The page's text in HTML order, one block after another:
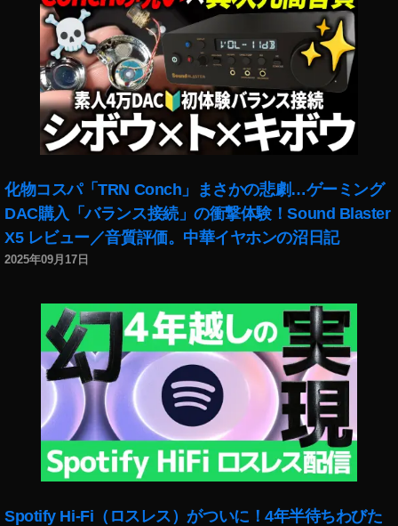
化物コスパ「TRN Conch」まさかの悲劇…ゲーミング
DAC購入「バランス接続」の衝撃体験！Sound Blaster
X5 レビュー／音質評価。中華イヤホンの沼日記
2025年09月17日
Spotify Hi-Fi（ロスレス）がついに！4年半待ちわびた